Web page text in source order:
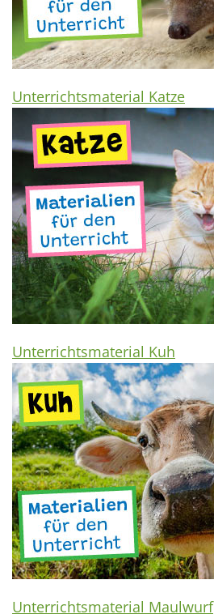
Unterrichtsmaterial Katze
Unterrichtsmaterial Kuh
Unterrichtsmaterial Maulwurf